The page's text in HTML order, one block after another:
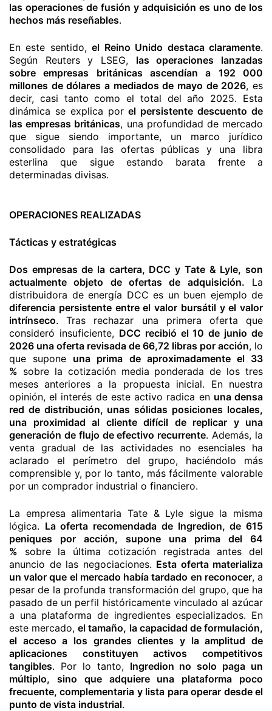
las operaciones de fusión y adquisición es uno de los
hechos más reseñables.
En este sentido,el Reino Unido destaca claramente.
Según Reuters y LSEG, las operaciones lanzadas
sobre empresas británicas ascendían a 192 000
millones de dólares a mediados de mayo de 2026, es
decir, casi tanto como el total del año 2025. Esta
dinámica se explica porel persistente descuento de
las empresas británicas, una profundidad de mercado
que sigue siendo importante, un marco jurídico
consolidado para las ofertas públicas y una libra
esterlina que sigue estando barata frente a
determinadas divisas.
OPERACIONES REALIZADAS
Tácticas y estratégicas
Dos empresas de la cartera, DCC y Tate & Lyle, son
actualmente objeto de ofertas de adquisición. La
distribuidora de energía DCC es un buen ejemplo de
diferencia persistente entre el valor bursátil y el valor
intrínseco. Tras rechazar una primera oferta que
consideró insuficiente, DCC recibió el 10 de junio de
2026 una oferta revisada de 66,72 libras por acción, lo
que supone una prima de aproximadamente el 33
% sobre la cotización media ponderada de los tres
meses anteriores a la propuesta inicial. En nuestra
opinión, el interés de este activo radica en una densa
red de distribución, unas sólidas posiciones locales,
una proximidad al cliente difícil de replicar y una
generación de flujo de efectivo recurrente. Además, la
venta gradual de las actividades no esenciales ha
aclarado el perímetro del grupo, haciéndolo más
comprensible y, por lo tanto, más fácilmente valorable
por un comprador industrial o financiero.
La empresa alimentaria Tate & Lyle sigue la misma
lógica. La oferta recomendada de Ingredion, de 615
peniques por acción, supone una prima del 64
% sobre la última cotización registrada antes del
anuncio de las negociaciones. Esta oferta materializa
un valor que el mercado había tardado en reconocer, a
pesar de la profunda transformación del grupo, que ha
pasado de un perfil históricamente vinculado al azúcar
a una plataforma de ingredientes especializados. En
este mercado,el tamaño, la capacidad de formulación,
el acceso a los grandes clientes y la amplitud de
aplicaciones constituyen activos competitivos
tangibles. Por lo tanto, Ingredion no solo paga un
múltiplo, sino que adquiere una plataforma poco
frecuente, complementaria y lista para operar desde el
punto de vista industrial.